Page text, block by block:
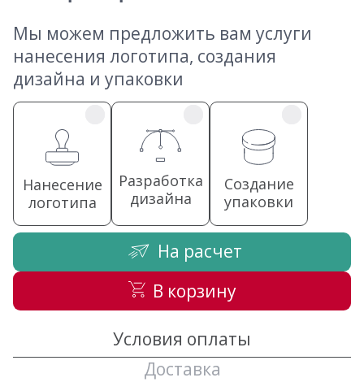
Мы можем предложить вам услуги
нанесения логотипа, создания
дизайна и упаковки
Нанесение
логотипа
Разработка
дизайна
Создание
упаковки
На расчет
В корзину
Условия оплаты
Доставка